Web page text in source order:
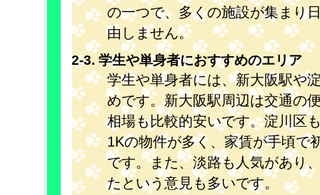
の一つで、多くの施設が集まり
由しません。
2-3. 学生や単身者におすすめのエリア
学生や単身者には、新大阪駅や
めです。新大阪駅周辺は交通の
相場も比較的安いです。淀川区
1Kの物件が多く、家賃が手頃で
です。また、淡路も人気があり
たという意見も多いです。